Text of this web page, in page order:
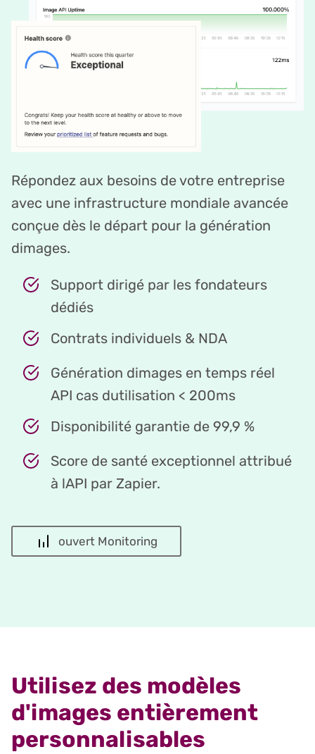
Répondez aux besoins de votre entreprise
avec une infrastructure mondiale avancée
conçue dès le départ pour la génération
dimages.
Support dirigé par les fondateurs
dédiés
Contrats individuels & NDA
Génération dimages en temps réel
API cas dutilisation < 200ms
Disponibilité garantie de 99,9 %
Score de santé exceptionnel attribué
à lAPI par Zapier.
ouvert Monitoring
Utilisez des modèles
d'images entièrement
personnalisables